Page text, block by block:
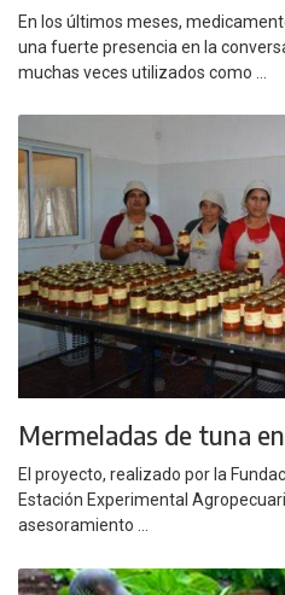
En los últimos meses,
una fuerte presencia en la
muchas veces utilizados como ...
Mermeladas de tuna
El proyecto, realizado por la
Estación Experimental
asesoramiento ...